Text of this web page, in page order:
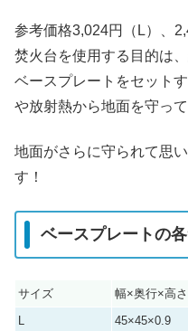
参考価格3,024円（L）、
焚火台を使用する目的は
ベースプレートをセット
や放射熱から地面を守って
地面がさらに守られて思
す！
ベースプレートの
サイズ
幅×奥行×高さ
L
45×45×0.9